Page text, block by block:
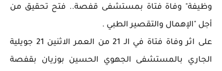
وظيفة" وفاة فتاة بمستشفى قفصة.. فتح تحقيق من
أجل "الإهمال والتقصير الطبي .
على اثر وفاة فتاة في الـ 21 من العمر الاثنين 21 جويلية
الجاري بالمستشفى الجهوي الحسين بوزيان بقفصة